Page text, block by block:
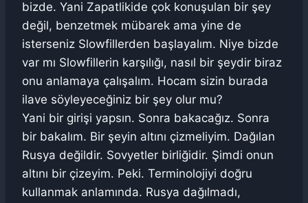
bizde. Yani Zapatlikide çok konuşulan bir şey
değil, benzetmek mübarek ama yine de
isterseniz Slowfillerden başlayalım. Niye bizde
var mı Slowfillerin karşılığı, nasıl bir şeydir biraz
onu anlamaya çalışalım. Hocam sizin burada
ilave söyleyeceğiniz bir şey olur mu?
Yani bir girişi yapsın. Sonra bakacağız. Sonra
bir bakalım. Bir şeyin altını çizmeliyim. Dağılan
Rusya değildir. Sovyetler birliğidir. Şimdi onun
altını bir çizeyim. Peki. Terminolojiyi doğru
kullanmak anlamında. Rusya dağılmadı,